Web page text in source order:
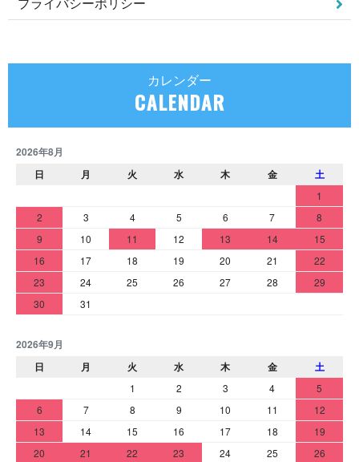
カレンダー
CALENDAR
2026年8月
日
月 火 水 木 金 土
1
2
3 4 5 6 7
8
9
10 11 12 13 14
15
16
17 18 19 20 21
22
23
24 25 26 27 28
29
30
31
2026年9月
日
月 火 水 木 金 土
1 2 3 4
5
6
7 8 9 10 11
12
13
14 15 16 17 18
19
20
21 22 23 24 25 26